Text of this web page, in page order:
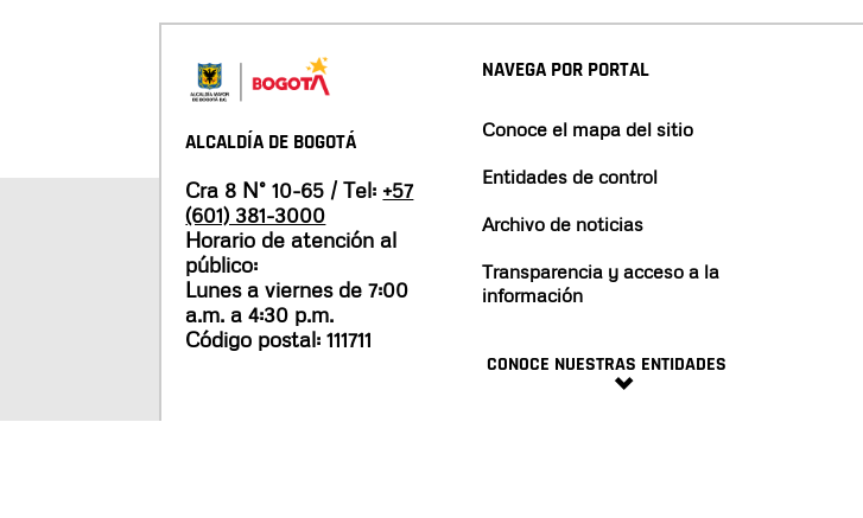
ALCALDÍA DE BOGOTÁ
Cra 8 N° 10-65 / Tel: +57
(601) 381-3000
Horario de atención al
público:
Lunes a viernes de 7:00
a.m. a 4:30 p.m.
Código postal: 111711
NAVEGA POR PORTAL
Conoce el mapa del sitio
Entidades de control
Archivo de noticias
Transparencia y acceso a la
información
CONOCE NUESTRAS ENTIDADES